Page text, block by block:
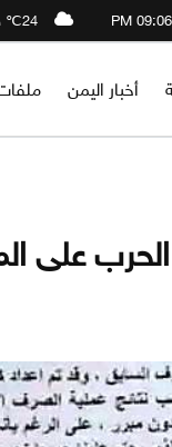
24℃ صنعاء, اليمن
أخبار اليمن
على